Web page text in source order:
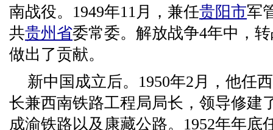
南战役。1949年11月，兼任贵阳市军
共贵州省委常委。解放战争4年中，
做出了贡献。
新中国成立后。1950年2月，他任
长兼西南铁路工程局局长，领导修
成渝铁路以及康藏公路。1952年年底